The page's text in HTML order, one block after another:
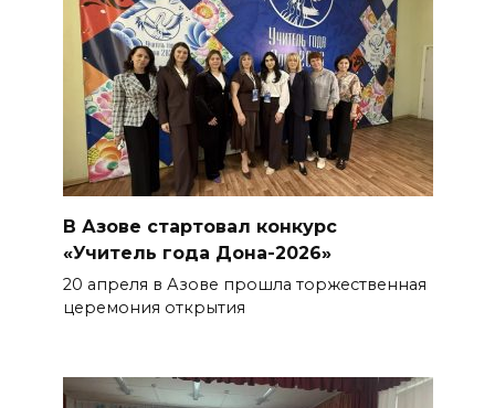
В Азове стартовал конкурс
«Учитель года Дона-2026»
20 апреля в Азове прошла торжественная
церемония открытия